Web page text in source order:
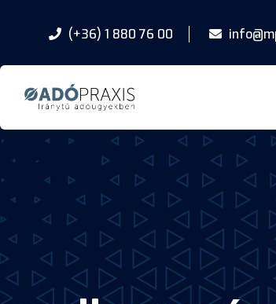
(+36) 1 880 76 00